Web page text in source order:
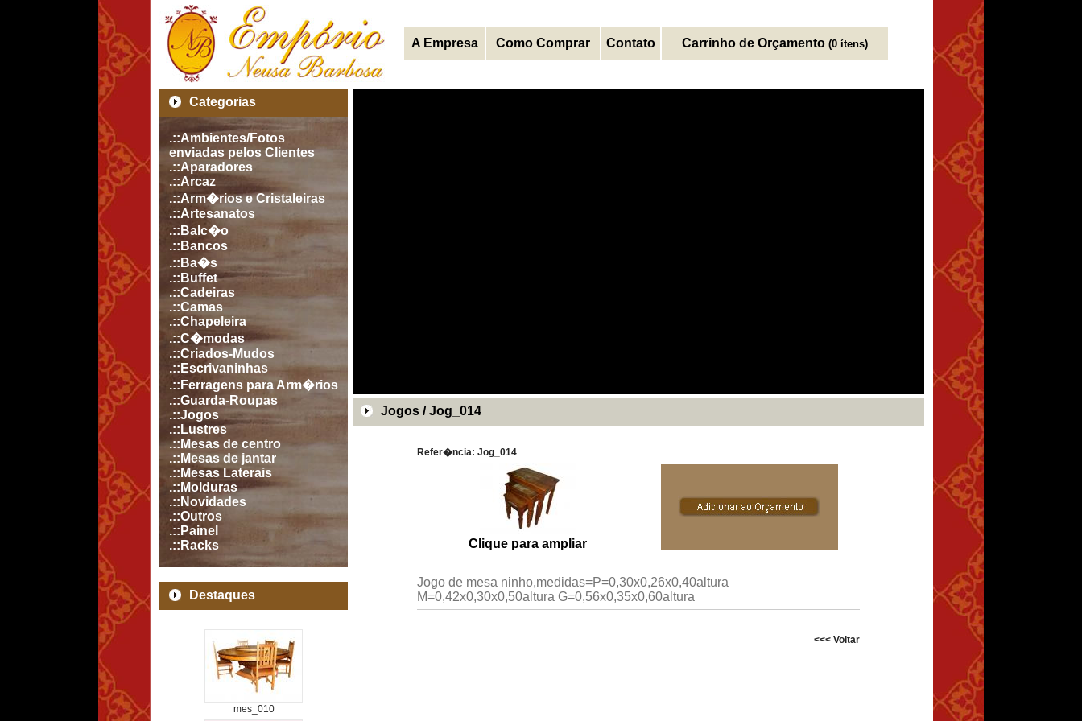
A Empresa Como Comprar Contato Carrinho de Orçamento (0 ítens)
Categorias
.::Ambientes/Fotos
enviadas pelos Clientes
.::Aparadores
.::Arcaz
.::Arm�rios e Cristaleiras
.::Artesanatos
.::Balc�o
.::Bancos
.::Ba�s
.::Buffet
.::Cadeiras
.::Camas
.::Chapeleira
.::C�modas
.::Criados-Mudos
.::Escrivaninhas
.::Ferragens para Arm�rios
.::Guarda-Roupas
.::Jogos
.::Lustres
.::Mesas de centro
.::Mesas de jantar
.::Mesas Laterais
.::Molduras
.::Novidades
.::Outros
.::Painel
.::Racks
Destaques
mes_010
Jogos / Jog_014
Refer�ncia: Jog_014
Clique para ampliar
Jogo de mesa ninho,medidas=P=0,30x0,26x0,40altura
M=0,42x0,30x0,50altura G=0,56x0,35x0,60altura
<<< Voltar